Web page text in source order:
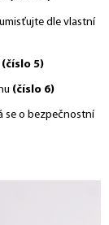
dle vlastní
(číslo 5)
(číslo 6)
se o bezpečnostní